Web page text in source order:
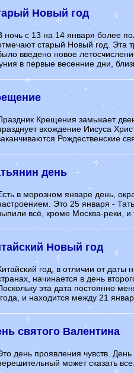
Новый год
ночь с 13 на 14 января более
старый Новый год. Эта
введено новое
в первые весенние дни,
Крещения замыкает
вхождение Иисуса
Рождественские
день
в морозном январе день,
Это 25 января -
всё, кроме Москва-реки, и
Новый год
год, в отличии от даты
начинается в день
эта дата постоянно
и находится между 21
святого Валентина
день проявления чувств.
может сказать